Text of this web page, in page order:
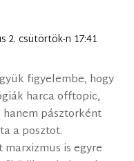
2. csütörtök-n 17:41
figyelembe, hogy
harca offtopic,
pásztorként
a posztot.
marxizmus is egyre